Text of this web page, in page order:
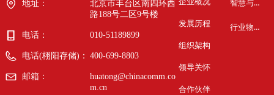
地址：
北京市丰台区南四环西
路188号二区9号楼
电话： 010-51189899
电话(栩阳存储)： 400-699-8803
邮箱：
huatong@chinacomm.co
m.cn
发展历程
组织架构
领导关怀
合作伙伴
智慧与安全
行业物联网